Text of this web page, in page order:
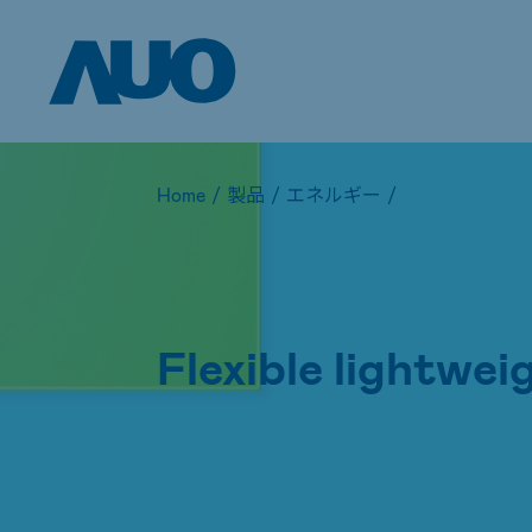
Home / 製品 / エネルギー /
Flexible